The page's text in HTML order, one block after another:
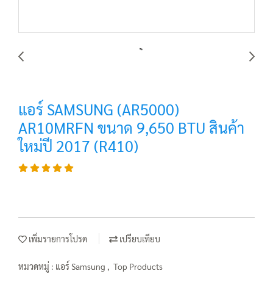
แอร์ SAMSUNG (AR5000)
AR10MRFN ขนาด 9,650 BTU สินค้า
ใหม่ปี 2017 (R410)
เพิ่มรายการโปรด เปรียบเทียบ
หมวดหมู่ : แอร์ Samsung , Top Products